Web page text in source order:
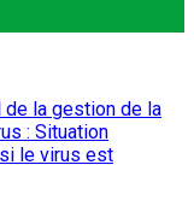
de la gestion de la
: Situation
le virus est